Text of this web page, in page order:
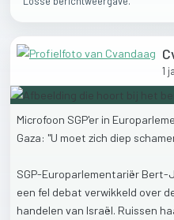
1
Microfoon SGP'er in
Gaza: "U moet zich diep
SGP-Europarlementariër Bert-
een fel debat verwikkeld over
handelen van Israël. Ruissen